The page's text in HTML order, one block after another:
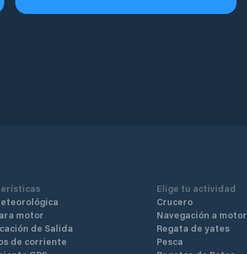
motor
de Salida
de corriente
Elige tu actividad
Crucero
Navegación a motor
Regata de yates
Pesca